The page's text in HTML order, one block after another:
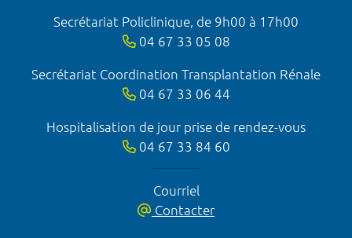
Secrétariat Policlinique, de 9h00 à 17h00
04 67 33 05 08
Secrétariat Coordination Transplantation Rénale
04 67 33 06 44
Hospitalisation de jour prise de rendez-vous
04 67 33 84 60
Courriel
Contacter